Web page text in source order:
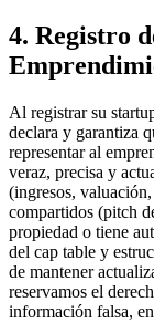
4. Registro
Al registrar su
declara y garantiza
representar al
veraz, precisa y
(ingresos,
compartidos (pitch
propiedad o tiene
del cap table y
de mantener
reservamos el
información falsa,